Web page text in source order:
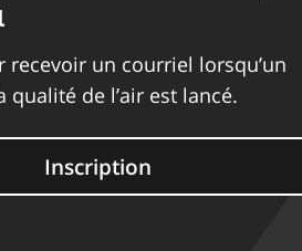
recevoir un courriel lorsqu’un
de l’air est lancé.
Inscription